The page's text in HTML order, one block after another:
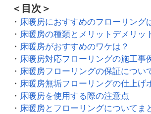
＜目次＞
・ 床暖房におすすめのフローリング
・ 床暖房の種類とメリットデメリッ
・ 床暖房がおすすめのワケは？
・ 床暖房対応フローリングの施工事
・ 床暖房フローリングの保証につい
・ 床暖房無垢フローリングの仕上げ
・ 床暖房を使用する際の注意点
・ 床暖房とフローリングについてま